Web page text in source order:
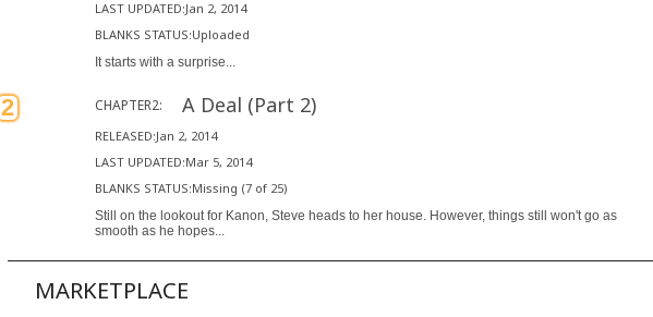
LAST UPDATED:Jan 2, 2014
BLANKS STATUS:Uploaded
It starts with a surprise...
2 CHAPTER2: A Deal (Part 2)
RELEASED:Jan 2, 2014
LAST UPDATED:Mar 5, 2014
BLANKS STATUS:Missing (7 of 25)
Still on the lookout for Kanon, Steve heads to her house. However, things still won't go as
smooth as he hopes...
MARKETPLACE